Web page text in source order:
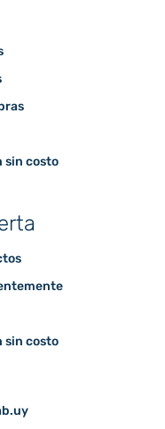
sin costo
sin costo